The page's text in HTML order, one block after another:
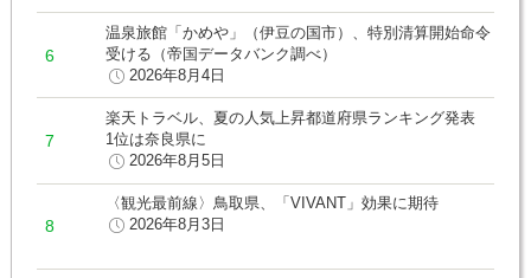
温泉旅館「かめや」（伊豆の国市）、特別清算開始命令
受ける（帝国データバンク調べ）
2026年8月4日
楽天トラベル、夏の人気上昇都道府県ランキング発表
1位は奈良県に
2026年8月5日
〈観光最前線〉鳥取県、「VIVANT」効果に期待
2026年8月3日